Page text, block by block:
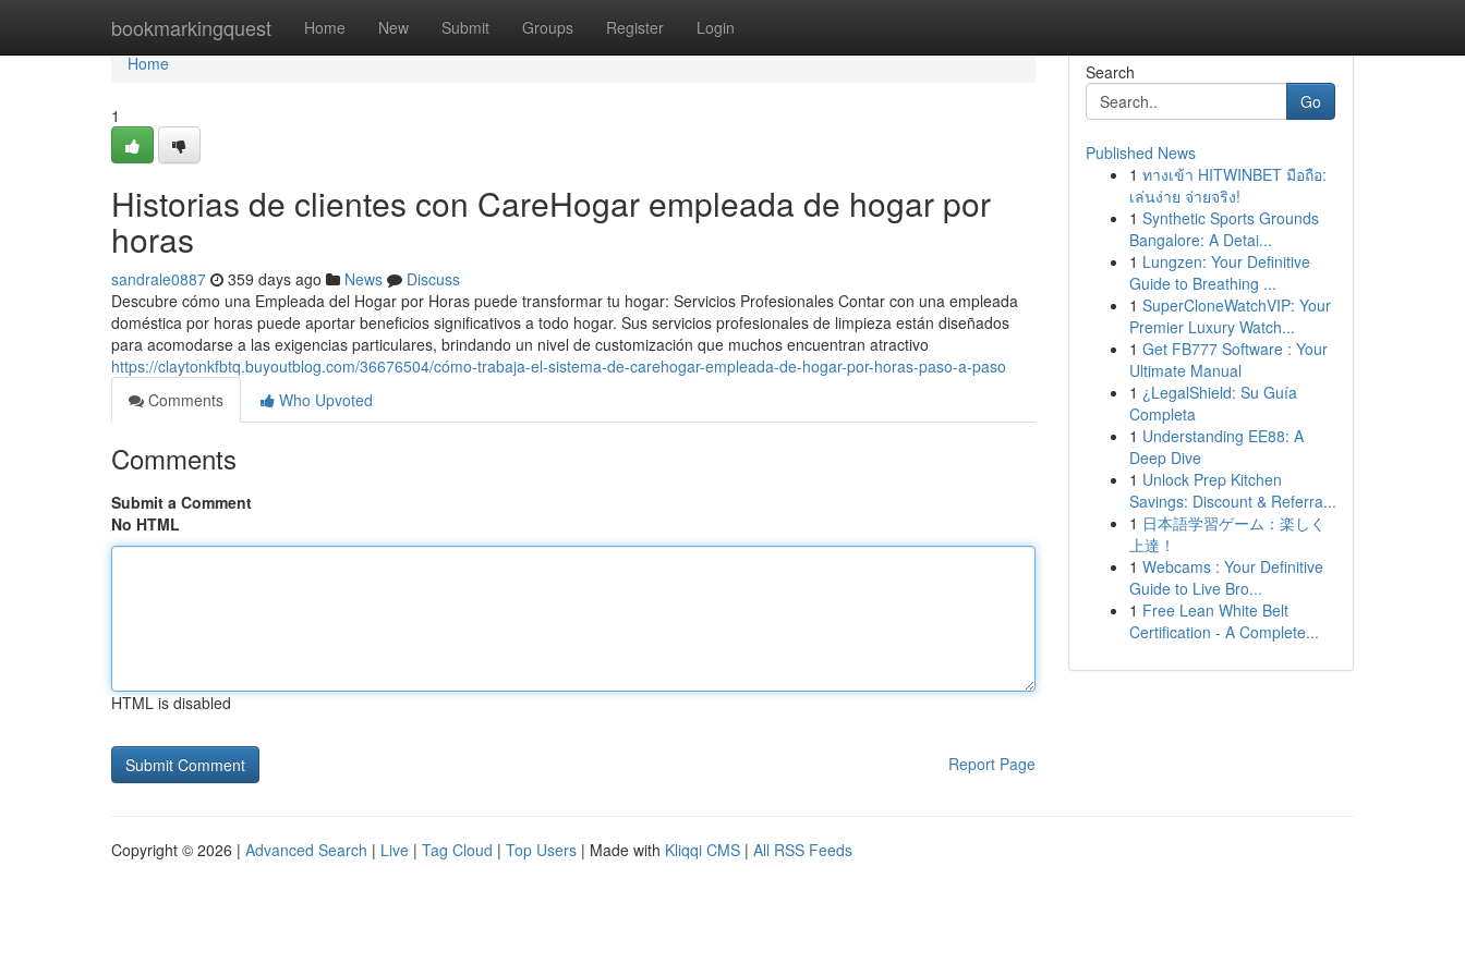
bookmarkingquest Home New Submit Groups Register Login
Home
Home
1
Historias de clientes con CareHogar empleada de hogar por
horas
sandrale0887 359 days ago News
Discuss
Descubre cómo una Empleada del Hogar por Horas puede transformar tu hogar: Servicios Profesionales Contar con una empleada
doméstica por horas puede aportar beneficios significativos a todo hogar. Sus servicios profesionales de limpieza están diseñados
para acomodarse a las exigencias particulares, brindando un nivel de customización que muchos encuentran atractivo
https://claytonkfbtq.buyoutblog.com/36676504/cómo-trabaja-el-sistema-de-carehogar-empleada-de-hogar-por-horas-paso-a-paso
Comments
Who Upvoted
Comments
Submit a Comment
No HTML
HTML is disabled
Report Page
Search
Go
Published News
1 ทางเข้า HITWINBET มือถือ:
เล่นง่าย จ่ายจริง!
1 Synthetic Sports Grounds
Bangalore: A Detai...
1 Lungzen: Your Definitive
Guide to Breathing ...
1 SuperCloneWatchVIP: Your
Premier Luxury Watch...
1 Get FB777 Software : Your
Ultimate Manual
1 ¿LegalShield: Su Guía
Completa
1 Understanding EE88: A
Deep Dive
1 Unlock Prep Kitchen
Savings: Discount & Referra...
1 日本語学習ゲーム：楽しく
上達！
1 Webcams : Your Definitive
Guide to Live Bro...
1 Free Lean White Belt
Certification - A Complete...
Copyright © 2026 | Advanced Search | Live | Tag Cloud | Top Users | Made with Kliqqi CMS | All RSS Feeds